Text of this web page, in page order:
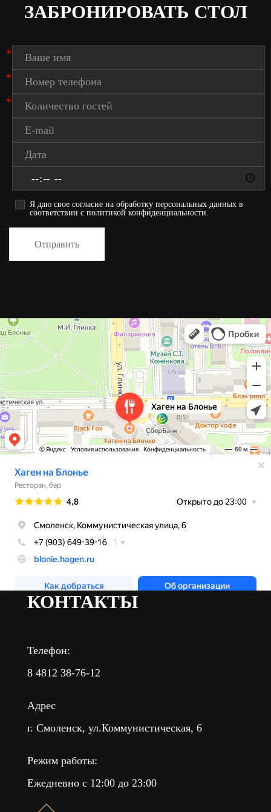
ЗАБРОНИРОВАТЬ СТОЛ
*
*
*
Я даю свое согласие на обработку персональных данных в
соответствии с политикой конфиденциальности.
Отправить
Хаген на Блонье
Ресторан в Смоленске
КОНТАКТЫ
Телефон:
8 4812 38-76-12
Адрес
г. Смоленск, ул.Коммунистическая, 6
Режим работы:
Ежедневно с 12:00 до 23:00